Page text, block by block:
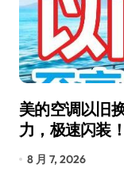
美的空调以旧
力，极速闪装！
8 月 7, 2026